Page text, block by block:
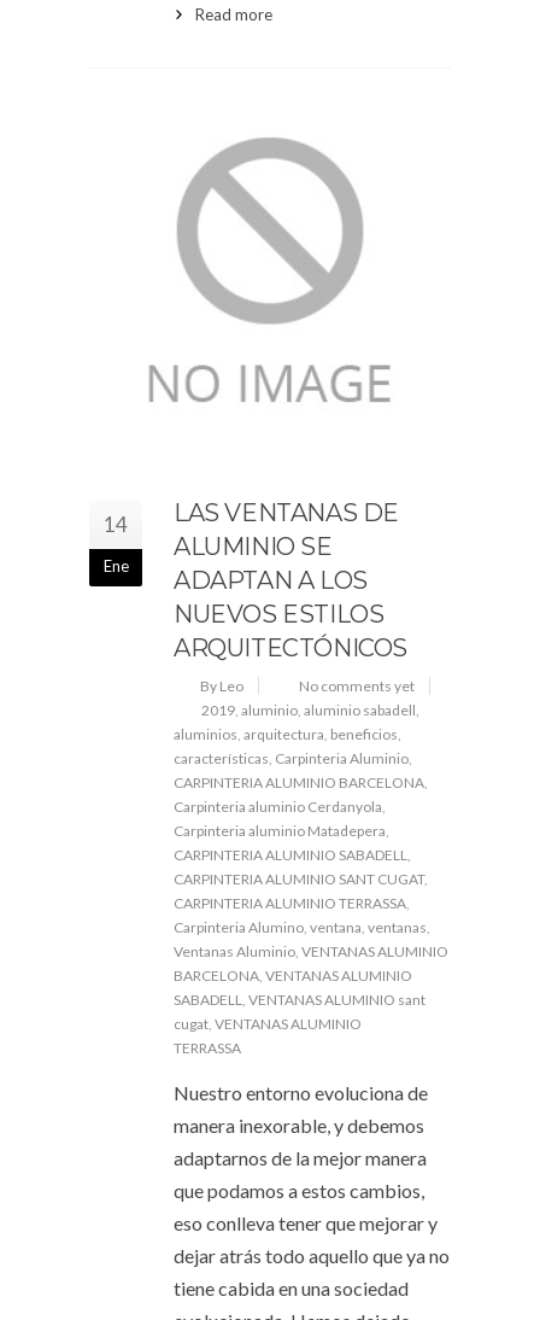
Read more
14
Ene
LAS VENTANAS DE
ALUMINIO SE
ADAPTAN A LOS
NUEVOS ESTILOS
ARQUITECTÓNICOS
By Leo
No comments yet
2019, aluminio, aluminio sabadell,
aluminios, arquitectura, beneficios,
características, Carpinteria Aluminio,
CARPINTERIA ALUMINIO BARCELONA,
Carpinteria aluminio Cerdanyola,
Carpinteria aluminio Matadepera,
CARPINTERIA ALUMINIO SABADELL,
CARPINTERIA ALUMINIO SANT CUGAT,
CARPINTERIA ALUMINIO TERRASSA,
Carpinteria Alumino, ventana, ventanas,
Ventanas Aluminio, VENTANAS ALUMINIO
BARCELONA, VENTANAS ALUMINIO
SABADELL, VENTANAS ALUMINIO sant
cugat, VENTANAS ALUMINIO
TERRASSA
Nuestro entorno evoluciona de
manera inexorable, y debemos
adaptarnos de la mejor manera
que podamos a estos cambios,
eso conlleva tener que mejorar y
dejar atrás todo aquello que ya no
tiene cabida en una sociedad